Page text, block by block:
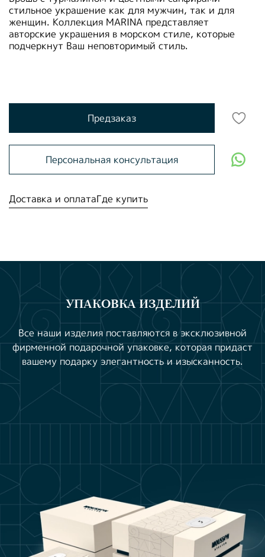
стильное украшение как для мужчин, так и для
женщин. Коллекция MARINA представляет
авторские украшения в морском стиле, которые
подчеркнут Ваш неповторимый стиль.
Предзаказ
Персональная консультация
Доставка и оплатаГде купить
УПАКОВКА ИЗДЕЛИЙ
Все наши изделия поставляются в эксклюзивной
фирменной подарочной упаковке, которая придаст
вашему подарку элегантность и изысканность.